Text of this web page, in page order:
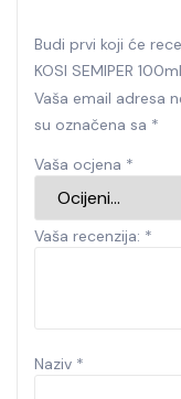
Budi prvi koji će
KOSI SEMIPER
Vaša email adresa
su označena sa *
Vaša ocjena *
Vaša recenzija: *
Naziv *